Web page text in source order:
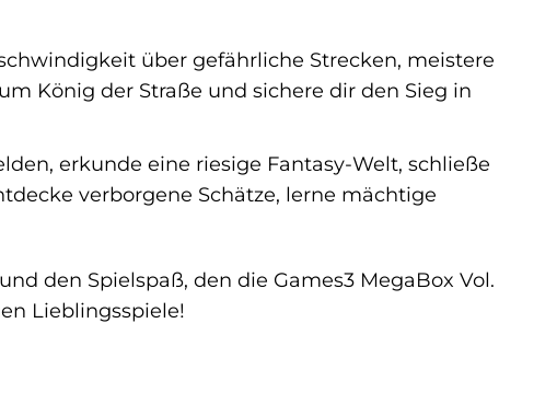
über gefährliche Strecken, meistere
König der Straße und sichere dir den Sieg in
erkunde eine riesige Fantasy-Welt, schließe
verborgene Schätze, lerne mächtige
den Spielspaß, den die Games3 MegaBox Vol.
Lieblingsspiele!